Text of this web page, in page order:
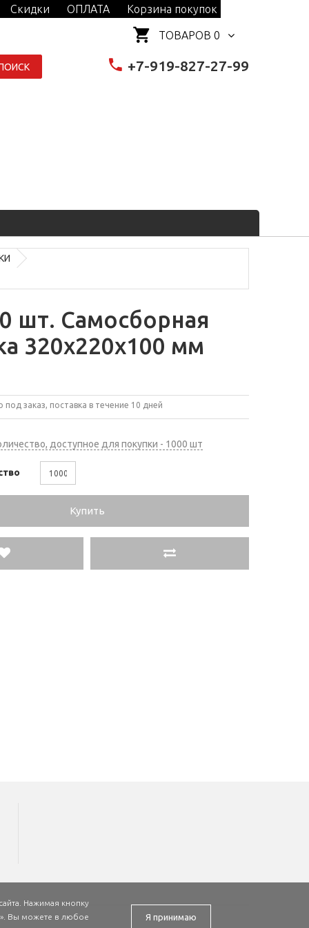
Скидки ОПЛАТА Корзина покупок
ТОВАРОВ 0
+7-919-827-27-99
шт. Самосборная
320х220х100 мм
под заказ, поставка в течение 10 дней
доступное для покупки - 1000 шт
Купить
Нажимая кнопку
. Вы можете в любое Я принимаю